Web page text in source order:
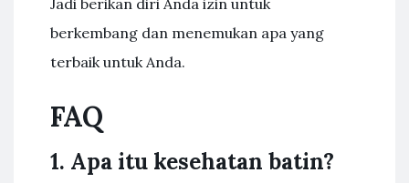
Jadi berikan diri Anda izin untuk
berkembang dan menemukan apa yang
terbaik untuk Anda.
FAQ
1. Apa itu kesehatan batin?